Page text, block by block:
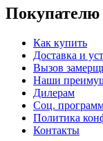
Покупателю
Как купить
Доставка и
Вызов
Наши
Дилерам
Соц.
Политика
Контакты